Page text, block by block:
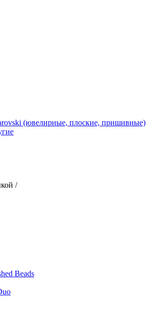
(ювелирные, плоские, пришивные)
/
Beads